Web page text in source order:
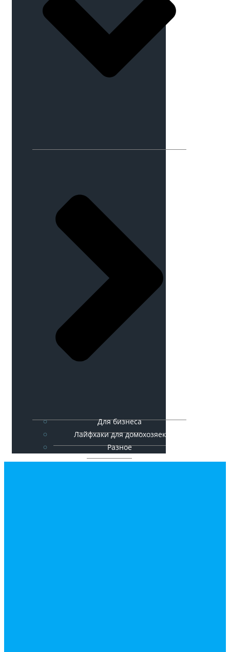
Для бизнеса
Лайфхаки для домохозяек
Разное